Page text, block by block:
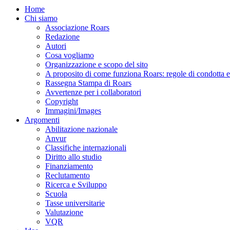
Home
Chi siamo
Associazione Roars
Redazione
Autori
Cosa vogliamo
Organizzazione e scopo del sito
A proposito di come funziona Roars: regole di condotta
Rassegna Stampa di Roars
Avvertenze per i collaboratori
Copyright
Immagini/Images
Argomenti
Abilitazione nazionale
Anvur
Classifiche internazionali
Diritto allo studio
Finanziamento
Reclutamento
Ricerca e Sviluppo
Scuola
Tasse universitarie
Valutazione
VQR